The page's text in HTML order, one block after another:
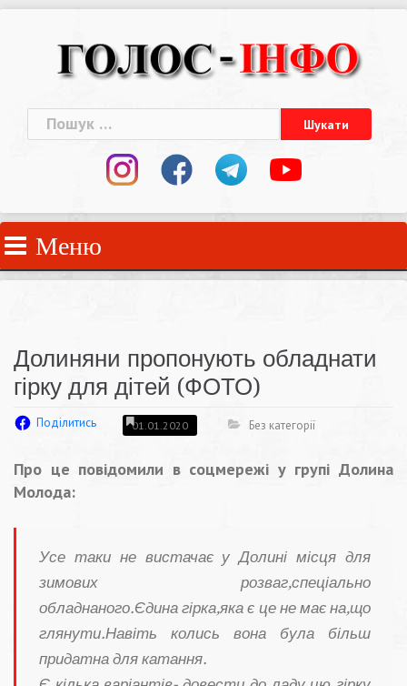
Пошук:
Меню
Долиняни пропонують обладнати
гірку для дітей (ФОТО)
Поділитись 01.01.2020 Без категорії
Про це повідомили в соцмережі у групі Долина
Молода:
Усе таки не вистачає у Долині місця для
зимових розваг,спеціально
обладнаного.Єдина гірка,яка є це не має на,що
глянути.Навіть колись вона була більш
придатна для катання.